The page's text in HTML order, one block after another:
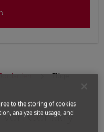
Flüge
von Conakry
Route (Abflugort
to the storing of cookies
analyze site usage, and